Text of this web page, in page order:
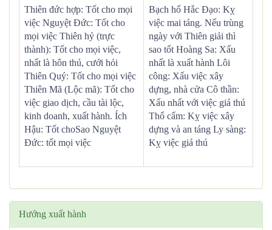
Thiên đức hợp: Tốt cho mọi
việc Nguyệt Đức: Tốt cho
mọi việc Thiên hỷ (trực
thành): Tốt cho mọi việc,
nhất là hôn thú, cưới hỏi
Thiên Quý: Tốt cho mọi việc
Thiên Mã (Lộc mã): Tốt cho
việc giao dịch, cầu tài lộc,
kinh doanh, xuất hành. Ích
Hậu: Tốt choSao Nguyệt
Đức: tốt mọi việc
Bạch hổ Hắc Đạo: Kỵ
việc mai táng. Nếu trùng
ngày với Thiên giải thì
sao tốt Hoàng Sa: Xấu
nhất là xuất hành Lôi
công: Xấu việc xây
dựng, nhà cửa Cô thần:
Xấu nhất với việc giá thú
Thổ cẩm: Kỵ việc xây
dựng và an táng Ly sàng:
Kỵ việc giá thú
Hướng xuất hành